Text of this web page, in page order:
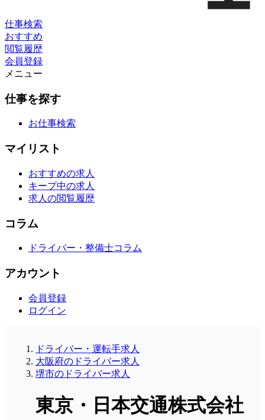
仕事検索
おすすめ
閲覧履歴
会員登録
メニュー
仕事を探す
お仕事検索
マイリスト
おすすめの求人
キープ中の求人
求人の閲覧履歴
コラム
ドライバー・整備士コラム
アカウント
会員登録
ログイン
ドライバー・運転手求人
大阪府のドライバー求人
堺市のドライバー求人
東京・日本交通株式会社